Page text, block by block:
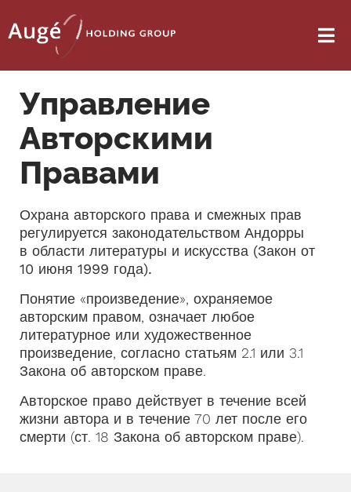
Управление
Авторскими
Правами
Охрана авторского права и смежных прав
регулируется законодательством Андорры
в области литературы и искусства (Закон от
10 июня 1999 года).
Понятие «произведение», охраняемое
авторским правом, означает любое
литературное или художественное
произведение, согласно статьям 2.1 или 3.1
Закона об авторском праве.
Авторское право действует в течение всей
жизни автора и в течение 70 лет после его
смерти (ст. 18 Закона об авторском праве).